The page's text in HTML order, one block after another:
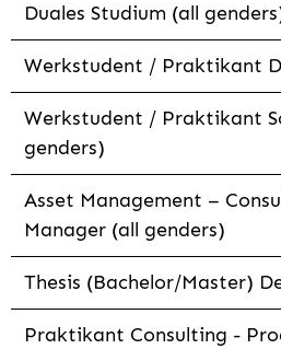
Duales Studium (all
Werkstudent / Praktikant
Werkstudent / Praktikant
genders)
Asset Management –
Manager (all genders)
Thesis (Bachelor/Master)
Praktikant Consulting -